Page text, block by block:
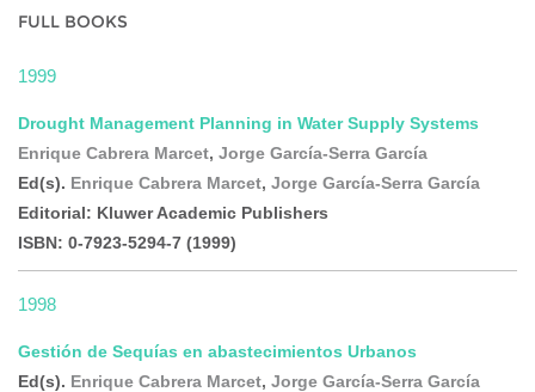
FULL BOOKS
1999
Drought Management Planning in Water Supply Systems
Enrique Cabrera Marcet, Jorge García-Serra García
Ed(s). Enrique Cabrera Marcet, Jorge García-Serra García
Editorial: Kluwer Academic Publishers
ISBN: 0-7923-5294-7 (1999)
1998
Gestión de Sequías en abastecimientos Urbanos
Ed(s). Enrique Cabrera Marcet, Jorge García-Serra García